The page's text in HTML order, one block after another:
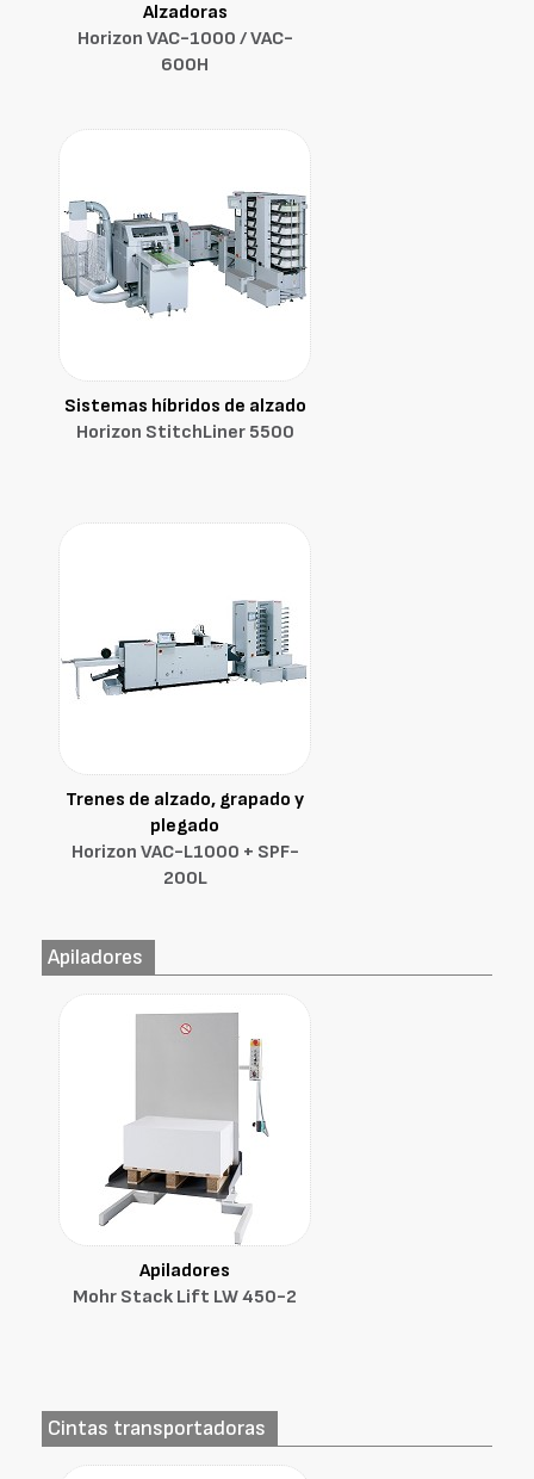
Alzadoras
Horizon VAC-1000 / VAC-
600H
Sistemas híbridos de alzado
Horizon StitchLiner 5500
Trenes de alzado, grapado y
plegado
Horizon VAC-L1000 + SPF-
200L
Apiladores
Apiladores
Mohr Stack Lift LW 450-2
Cintas transportadoras